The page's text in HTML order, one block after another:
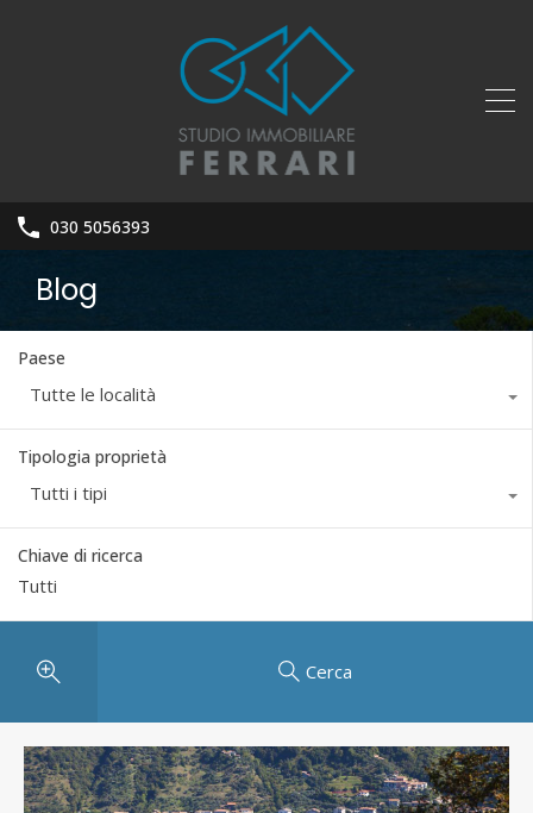
030 5056393
Blog
Paese
Tutte le località
Tipologia proprietà
Tutti i tipi
Chiave di ricerca
Cerca